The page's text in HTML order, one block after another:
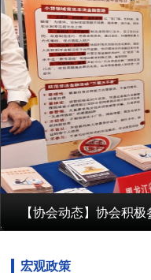
【协会动态】协会积
宏观政策